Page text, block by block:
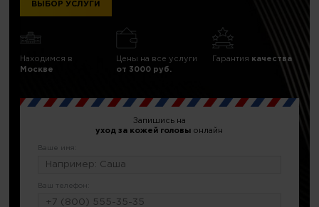
ВЫБОР УСЛУГИ
Находимся в
Москве
Цены на все услуги
от 3000 руб.
Гарантия качества
Запишись на
уход за кожей головы онлайн
Ваше имя:
Ваш телефон: